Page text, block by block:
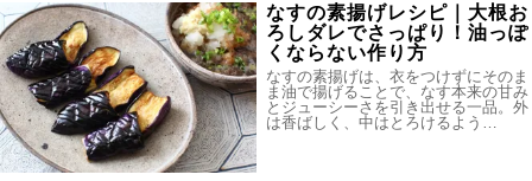
なすの素揚げレシピ｜大根お
ろしダレでさっぱり！油っぽ
くならない作り方
なすの素揚げは、衣をつけずにそのま
ま油で揚げることで、なす本来の甘み
とジューシーさを引き出せる一品。外
は香ばしく、中はとろけるよう…